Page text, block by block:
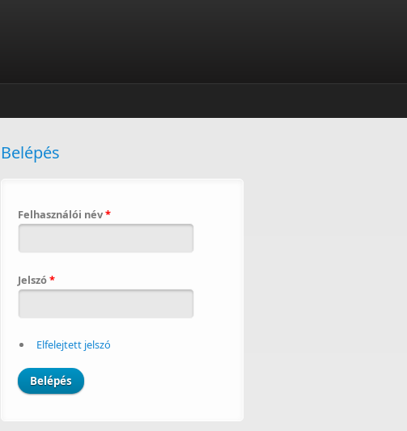
Belépés
Felhasználói név*
Jelszó*
Elfelejtett jelszó